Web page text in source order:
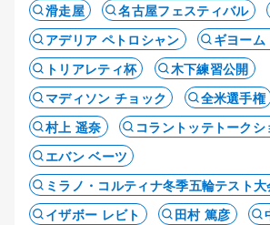
滑走屋
名古屋フェスティバル
アデリア ペトロシャン
ギヨーム
トリアレティ杯
木下練習公開
マディソン チョック
全米選手権
村上 遥奈
コラントッテトークシ
エバン ベーツ
ミラノ・コルティナ冬季五輪テスト大
イザボー レビト
田村 篤彦